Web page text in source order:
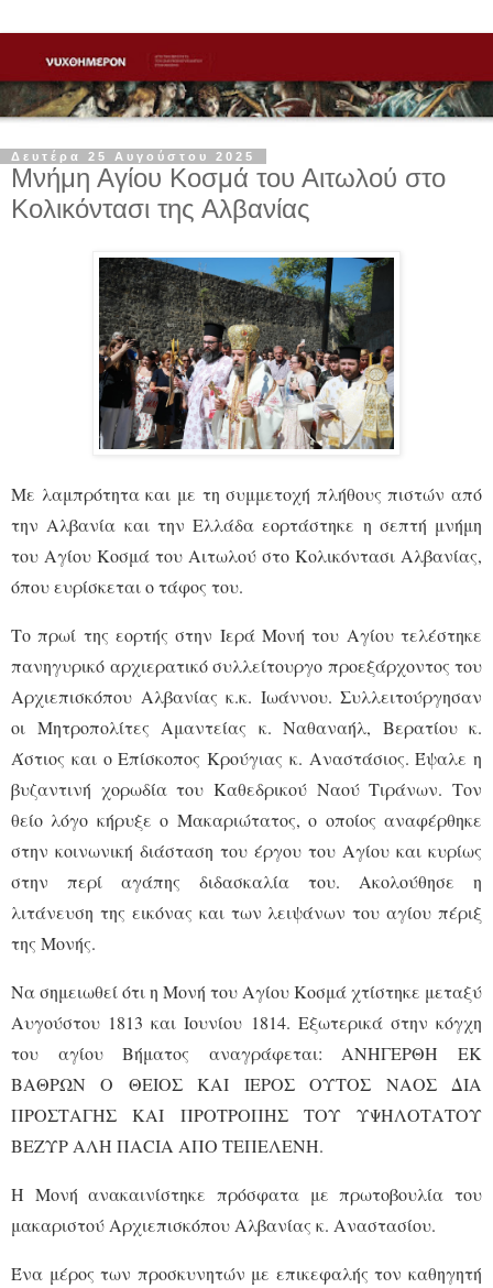
Δευτέρα 25 Αυγούστου 2025
Μνήμη Αγίου Κοσμά του Αιτωλού στο
Κολικόντασι της Αλβανίας
Με λαμπρότητα και με τη συμμετοχή πλήθους πιστών από
την Αλβανία και την Ελλάδα εορτάστηκε η σεπτή μνήμη
του Αγίου Κοσμά του Αιτωλού στο Κολικόντασι Αλβανίας,
όπου ευρίσκεται ο τάφος του.
Το πρωί της εορτής στην Ιερά Μονή του Αγίου τελέστηκε
πανηγυρικό αρχιερατικό συλλείτουργο προεξάρχοντος του
Αρχιεπισκόπου Αλβανίας κ.κ. Ιωάννου. Συλλειτούργησαν
οι Μητροπολίτες Αμαντείας κ. Ναθαναήλ, Βερατίου κ.
Άστιος και ο Επίσκοπος Κρούγιας κ. Αναστάσιος. Έψαλε η
βυζαντινή χορωδία του Καθεδρικού Ναού Τιράνων. Τον
θείο λόγο κήρυξε ο Μακαριώτατος, ο οποίος αναφέρθηκε
στην κοινωνική διάσταση του έργου του Αγίου και κυρίως
στην περί αγάπης διδασκαλία του. Ακολούθησε η
λιτάνευση της εικόνας και των λειψάνων του αγίου πέριξ
της Μονής.
Να σημειωθεί ότι η Μονή του Αγίου Κοσμά χτίστηκε μεταξύ
Αυγούστου 1813 και Ιουνίου 1814. Εξωτερικά στην κόγχη
του αγίου Βήματος αναγράφεται: ΑΝΗΓΕΡΘΗ ΕΚ
ΒΑΘΡΩΝ Ο ΘΕΙΟΣ ΚΑΙ ΙΕΡΟΣ ΟΥΤΟΣ ΝΑΟΣ ΔΙΑ
ΠΡΟΣΤΑΓΗΣ ΚΑΙ ΠΡΟΤΡΟΠΗΣ ΤΟΥ ΥΨΗΛΟΤΑΤΟΥ
ΒΕΖΥΡ ΑΛΗ ΠΑCIA ΑΠΟ ΤΕΠΕΛΕΝΗ.
Η Μονή ανακαινίστηκε πρόσφατα με πρωτοβουλία του
μακαριστού Αρχιεπισκόπου Αλβανίας κ. Αναστασίου.
Ένα μέρος των προσκυνητών με επικεφαλής τον καθηγητή